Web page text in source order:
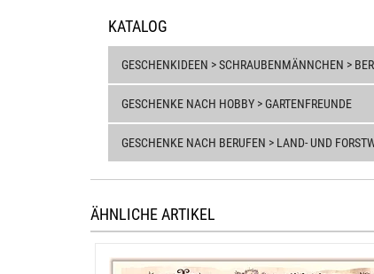
KATALOG
GESCHENKIDEEN > SCHRAUBENMÄNNCHEN >
GESCHENKE NACH HOBBY > GARTENFREUNDE
GESCHENKE NACH BERUFEN > LAND- UND
ÄHNLICHE ARTIKEL